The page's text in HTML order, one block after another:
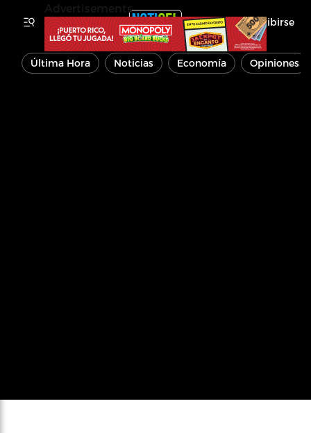
Inscribirse
Última Hora Noticias Economía Opiniones
Advertisements